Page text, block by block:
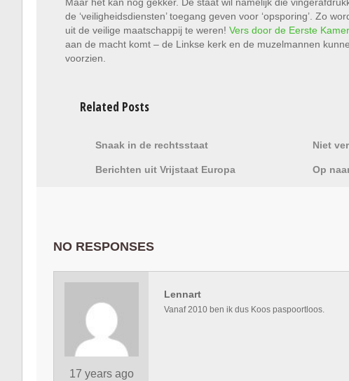
de ‘veiligheidsdiensten’ toegang geven voor ‘opsporing’. Zo
uit de veilige maatschappij te weren! Vers door de Eerste Kamer
aan de macht komt – de Linkse kerk en de muzelmannen
voorzien.
Related Posts
Snaak in de rechtsstaat Niet
Berichten uit Vrijstaat Europa Op
NO RESPONSES
17 years ago
Lennart
Vanaf 2010 ben ik dus Koos paspoortloos.